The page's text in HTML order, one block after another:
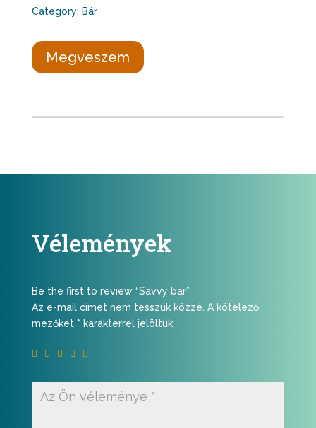
Category: Bár
Megveszem
Vélemények
Be the first to review “Savvy bar”
Az e-mail címet nem tesszük közzé. A kötelező
mezőket * karakterrel jelöltük